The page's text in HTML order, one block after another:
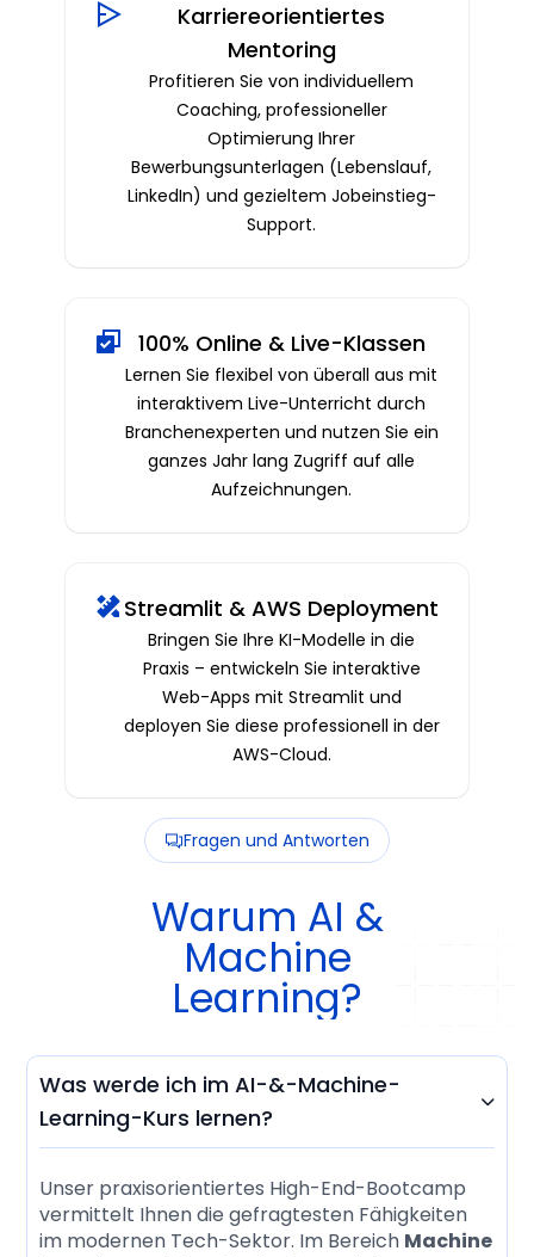
Karriereorientiertes
Mentoring
Profitieren Sie von individuellem
Coaching, professioneller
Optimierung Ihrer
Bewerbungsunterlagen (Lebenslauf,
LinkedIn) und gezieltem Jobeinstieg-
Support.
100% Online & Live-Klassen
Lernen Sie flexibel von überall aus mit
interaktivem Live-Unterricht durch
Branchenexperten und nutzen Sie ein
ganzes Jahr lang Zugriff auf alle
Aufzeichnungen.
Streamlit & AWS Deployment
Bringen Sie Ihre KI-Modelle in die
Praxis – entwickeln Sie interaktive
Web-Apps mit Streamlit und
deployen Sie diese professionell in der
AWS-Cloud.
Fragen und Antworten
Warum AI &
Machine
Learning?
Was werde ich im AI-&-Machine-
Learning-Kurs lernen?

Unser praxisorientiertes High-End-Bootcamp
vermittelt Ihnen die gefragtesten Fähigkeiten
im modernen Tech-Sektor. Im Bereich Machine